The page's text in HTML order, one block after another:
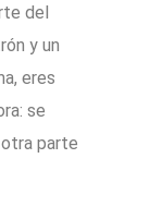
del
y un
eres
se
parte